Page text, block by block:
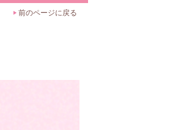
前のページに戻る